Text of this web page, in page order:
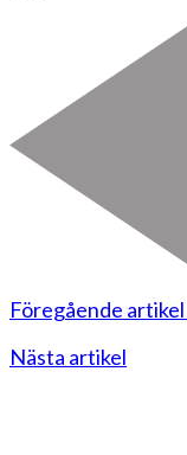
Föregående artikel
Nästa artikel